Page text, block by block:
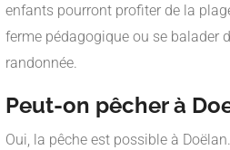
enfants pourront profiter de la
ferme pédagogique ou se balader
randonnée.
Peut-on pêcher à
Oui, la pêche est possible à